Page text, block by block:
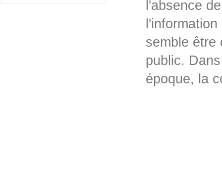
l'absence
semble être
public.
époque, la